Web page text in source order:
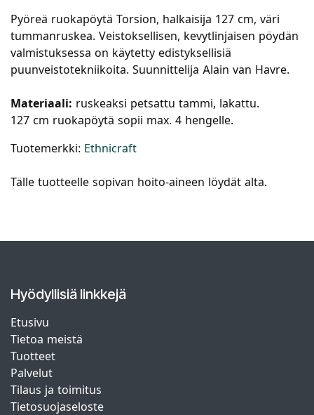
Pyöreä ruokapöytä Torsion, halkaisija 127 cm, väri
tummanruskea. Veistoksellisen, kevytlinjaisen pöydän
valmistuksessa on käytetty edistyksellisiä
puunveistotekniikoita. Suunnittelija Alain van Havre.
Materiaali: ruskeaksi petsattu tammi, lakattu.
127 cm ruokapöytä sopii max. 4 hengelle.
Tuotemerkki: Ethnicraft
Tälle tuotteelle sopivan hoito-aineen löydät alta.
Hyödyllisiä linkkejä
Etusivu
Tietoa meistä
Tuotteet
Palvelut
Tilaus ja toimitus
Tietosuojaseloste